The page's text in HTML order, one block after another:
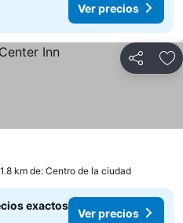
Ver precios
Compartir
km de: Centro de la ciudad
exactos
Ver precios